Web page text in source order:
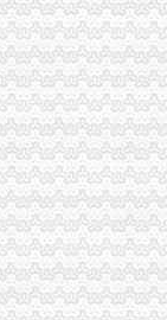
登报、重庆营
聘信息】_
集网
费用
费用
点评--好网
一金融网